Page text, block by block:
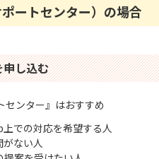
ートセンター）の場合
し込む
センター』はおすすめ
での対応を希望する人
ない人